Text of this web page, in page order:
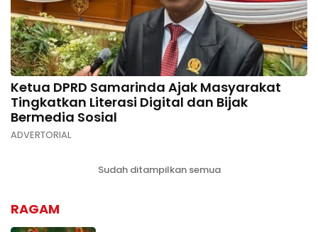
Ketua DPRD Samarinda Ajak Masyarakat
Tingkatkan Literasi Digital dan Bijak
Bermedia Sosial
ADVERTORIAL
Sudah ditampilkan semua
RAGAM